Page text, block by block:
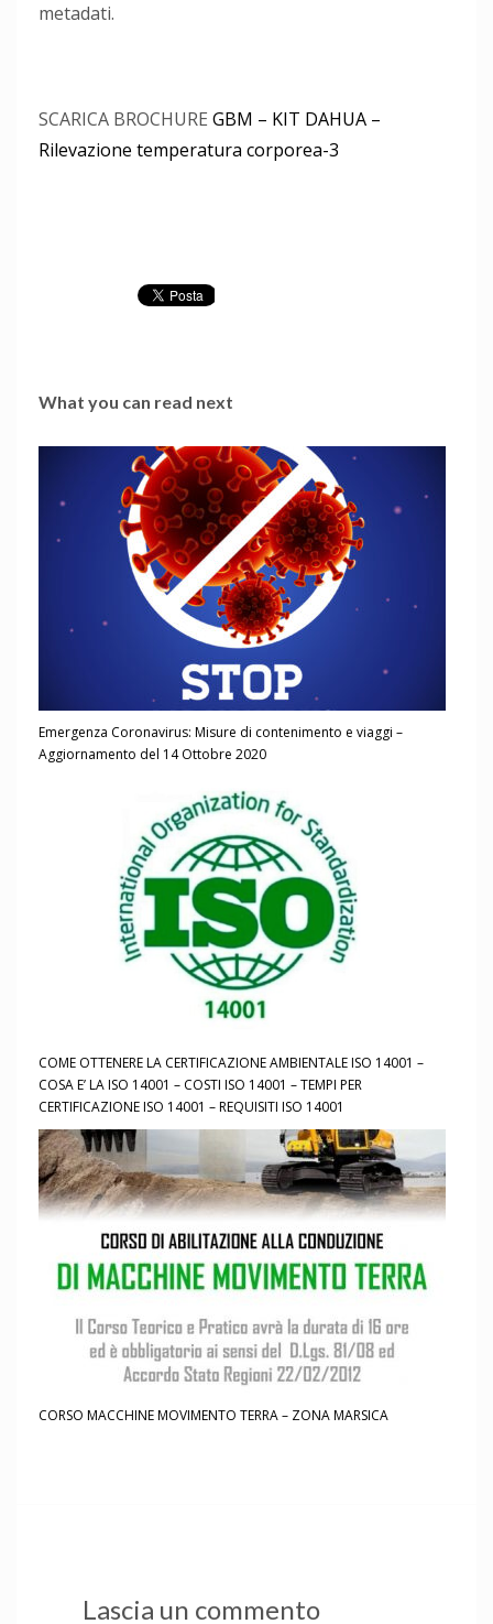
metadati.
SCARICA BROCHURE GBM – KIT DAHUA –
Rilevazione temperatura corporea-3
What you can read next
Emergenza Coronavirus: Misure di contenimento e viaggi –
Aggiornamento del 14 Ottobre 2020
COME OTTENERE LA CERTIFICAZIONE AMBIENTALE ISO 14001 –
COSA E’ LA ISO 14001 – COSTI ISO 14001 – TEMPI PER
CERTIFICAZIONE ISO 14001 – REQUISITI ISO 14001
CORSO MACCHINE MOVIMENTO TERRA – ZONA MARSICA
Lascia un commento